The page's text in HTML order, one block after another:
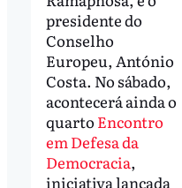
presidente do
Conselho
Europeu, António
Costa. No sábado,
acontecerá ainda o
quarto Encontro
em Defesa da
Democracia,
iniciativa lançada